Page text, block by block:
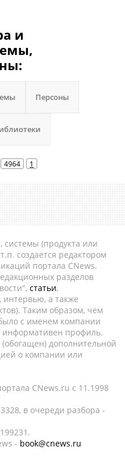
и
Персоны
4964 1
(продукта или
создается редактором
портала CNews.
разделов
статьи,
а также
Таким образом, чем
с именем компании
информативен профиль.
дополнительной
о компании или
CNews.ru c 11.1998
в очереди разбора -
- book@cnews.ru